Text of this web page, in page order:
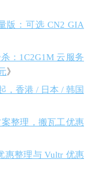
版：可选 CN2 GIA
：1C2G1M 云服务
》
，香港 / 日本 / 韩国
整理，搬瓦工优惠
惠整理与 Vultr 优惠